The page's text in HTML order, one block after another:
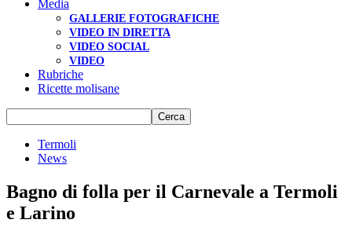
Media
GALLERIE FOTOGRAFICHE
VIDEO IN DIRETTA
VIDEO SOCIAL
VIDEO
Rubriche
Ricette molisane
Termoli
News
Bagno di folla per il Carnevale a Termoli
e Larino